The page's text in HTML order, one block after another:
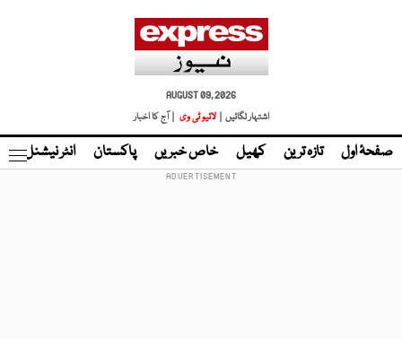
AUGUST 09, 2026
اشتہار لگائیں |
لائیو ٹی وی | آج کا اخبار
صفحۂ اول تازہ ترین کھیل خاص خبریں پاکستان انٹر نیشنل